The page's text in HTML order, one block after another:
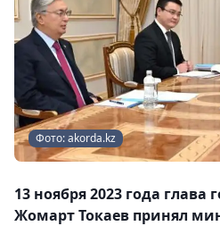
Фото: akorda.kz
13 ноября 2023 года глава
Жомарт Токаев принял